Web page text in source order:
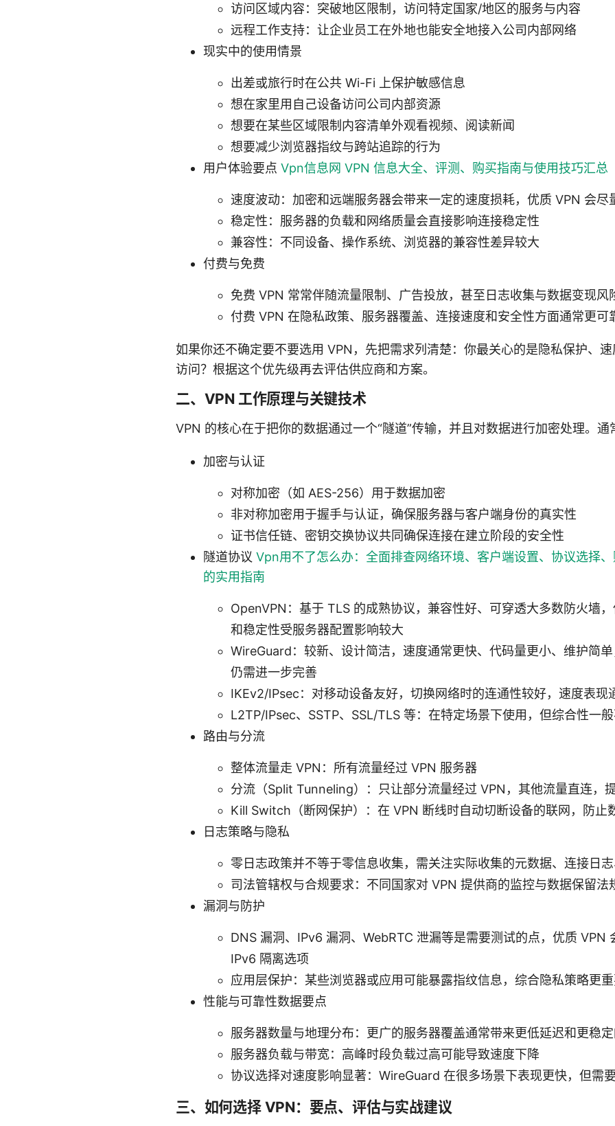
访问区域内容：突破地区限制，访问特定国家/地区的服务与内容
远程工作支持：让企业员工在外地也能安全地接入公司内部网络
现实中的使用情景
出差或旅行时在公共 Wi-Fi 上保护敏感信息
想在家里用自己设备访问公司内部资源
想要在某些区域限制内容清单外观看视频、阅读新闻
想要减少浏览器指纹与跨站追踪的行为
用户体验要点 Vpn信息网 VPN 信息大全、评测、购买指南与使用技巧汇总
速度波动：加密和远端服务器会带来一定的速度损耗，优质 VPN 会尽
稳定性：服务器的负载和网络质量会直接影响连接稳定性
兼容性：不同设备、操作系统、浏览器的兼容性差异较大
付费与免费
免费 VPN 常常伴随流量限制、广告投放，甚至日志收集与数据变现风
付费 VPN 在隐私政策、服务器覆盖、连接速度和安全性方面通常更可
如果你还不确定要不要选用 VPN，先把需求列清楚：你最关心的是隐私保护、
访问？根据这个优先级再去评估供应商和方案。
二、VPN 工作原理与关键技术
VPN 的核心在于把你的数据通过一个“隧道”传输，并且对数据进行加密处理。通
加密与认证
对称加密（如 AES-256）用于数据加密
非对称加密用于握手与认证，确保服务器与客户端身份的真实性
证书信任链、密钥交换协议共同确保连接在建立阶段的安全性
隧道协议 Vpn用不了怎么办：全面排查网络环境、客户端设置、协议选择
的实用指南
OpenVPN：基于 TLS 的成熟协议，兼容性好、可穿透大多数防火墙
和稳定性受服务器配置影响较大
WireGuard：较新、设计简洁，速度通常更快、代码量更小、维护简
仍需进一步完善
IKEv2/IPsec：对移动设备友好，切换网络时的连通性较好，速度表现
L2TP/IPsec、SSTP、SSL/TLS 等：在特定场景下使用，但综合性一
路由与分流
整体流量走 VPN：所有流量经过 VPN 服务器
分流（Split Tunneling）：只让部分流量经过 VPN，其他流量直连，
Kill Switch（断网保护）：在 VPN 断线时自动切断设备的联网，防止
日志策略与隐私
零日志政策并不等于零信息收集，需关注实际收集的元数据、连接日
司法管辖权与合规要求：不同国家对 VPN 提供商的监控与数据保留法
漏洞与防护
DNS 漏洞、IPv6 漏洞、WebRTC 泄漏等是需要测试的点，优质 VPN
IPv6 隔离选项
应用层保护：某些浏览器或应用可能暴露指纹信息，综合隐私策略更
性能与可靠性数据要点
服务器数量与地理分布：更广的服务器覆盖通常带来更低延迟和更稳
服务器负载与带宽：高峰时段负载过高可能导致速度下降
协议选择对速度影响显著：WireGuard 在很多场景下表现更快，但需
三、如何选择 VPN：要点、评估与实战建议